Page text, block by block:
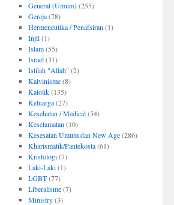
General (Umum)(255)
Gereja(78)
Hermeneutika / Penafsiran (1)
Injil(1)
Islam(55)
Israel(31)
Istilah "Allah" (2)
Kalvinisme(8)
Katolik(135)
Keluarga(27)
Kesehatan / Medical(54)
Keselamatan (10)
Kesesatan Umum dan New Age(286)
Kharismatik/Pantekosta(61)
Kristologi(7)
Laki-Laki(1)
LGBT(77)
Liberalisme(7)
Ministry(3)